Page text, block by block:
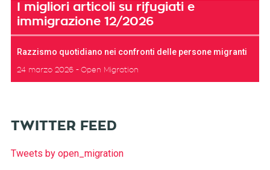
I migliori articoli su rifugiati e
immigrazione 12/2026
Razzismo quotidiano nei confronti delle persone migranti
24 marzo 2026 Open Migration
TWITTER FEED
Tweets by open_migration